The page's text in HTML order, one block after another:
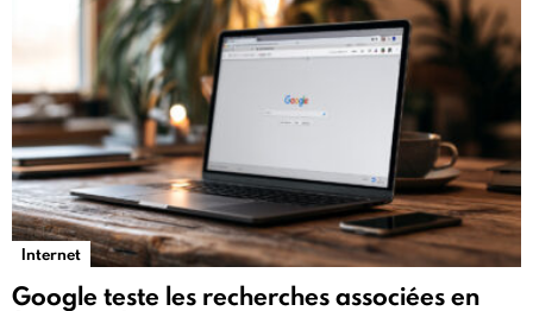
Internet
Google teste les recherches associées en